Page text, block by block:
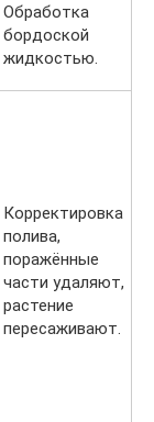
Обработка
бордоской
жидкостью.
Корректировка
полива,
поражённые
части удаляют,
растение
пересаживают.